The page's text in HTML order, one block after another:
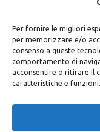
Per fornire le migliori
per memorizzare e/o
consenso a queste
comportamento di
acconsentire o ritirare il
caratteristiche e funzioni.
P.zza